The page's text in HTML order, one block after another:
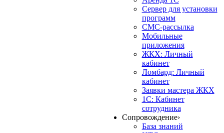
Сервер для установки
программ
СМС-рассылка
Мобильные
приложения
ЖКХ: Личный
кабинет
Ломбард: Личный
кабинет
Заявки мастера ЖКХ
1С: Кабинет
сотрудника
Сопровождение›
База знаний